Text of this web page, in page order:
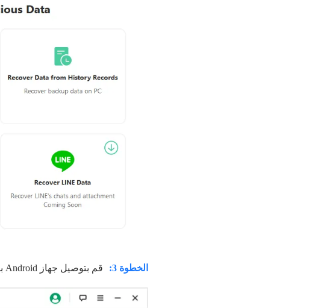
الخطوة 3: قم بتوصيل جهاز Android بالكمبيوتر الخاص بك وقم بملء بعض المعلومات.